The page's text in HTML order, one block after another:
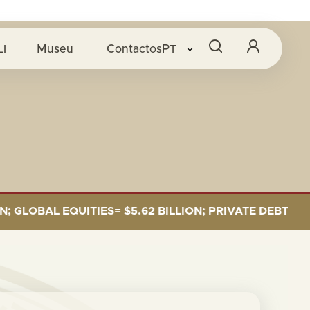
Museu Contactos PT
EQUITIES= $5.62 BILLION; PRIVATE DEBT= $589